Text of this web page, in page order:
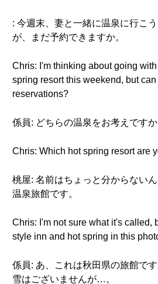
: 今週末、妻と一緒に温泉に行こ
が、まだ予約できますか。
Chris: I'm thinking about going
spring resort this weekend, but
reservations?
係員: どちらの温泉をお考えですか
Chris: Which hot spring resort are
桃屋: 名前はちょっと分からない
温泉旅館です。
Chris: I'm not sure what it's called,
style inn and hot spring in this
係員: あ、これは秋田県の旅館です
雪はございませんが…。